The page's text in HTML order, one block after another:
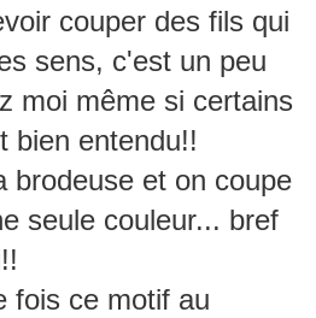
couper des fils qui
sens, c'est un peu
moi même si certains
bien entendu!!
brodeuse et on coupe
seule couleur... bref
fois ce motif au